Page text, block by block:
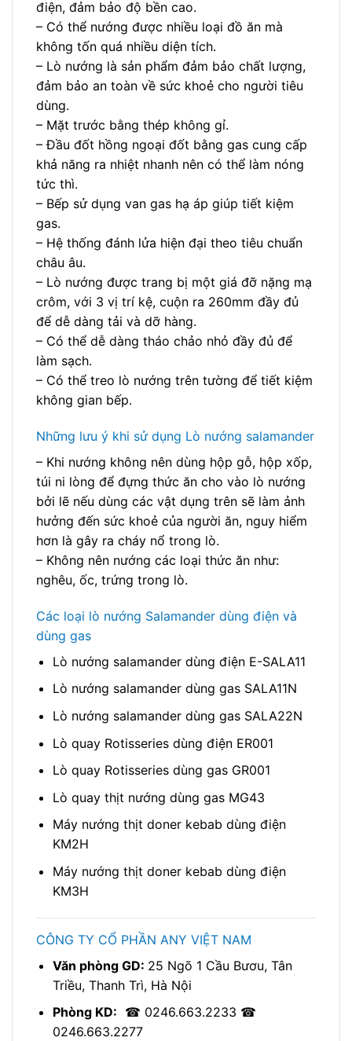
điện, đảm bảo độ bền cao.
– Có thể nướng được nhiều loại đồ ăn mà
không tốn quá nhiều diện tích.
– Lò nướng là sản phẩm đảm bảo chất lượng,
đảm bảo an toàn về sức khoẻ cho người tiêu
dùng.
– Mặt trước bằng thép không gỉ.
– Đầu đốt hồng ngoại đốt bằng gas cung cấp
khả năng ra nhiệt nhanh nên có thể làm nóng
tức thì.
– Bếp sử dụng van gas hạ áp giúp tiết kiệm
gas.
– Hệ thống đánh lửa hiện đại theo tiêu chuẩn
châu âu.
– Lò nướng được trang bị một giá đỡ nặng mạ
crôm, với 3 vị trí kệ, cuộn ra 260mm đầy đủ
để dễ dàng tải và dỡ hàng.
– Có thể dễ dàng tháo chảo nhỏ đầy đủ để
làm sạch.
– Có thể treo lò nướng trên tường để tiết kiệm
không gian bếp.
Những lưu ý khi sử dụng Lò nướng salamander
– Khi nướng không nên dùng hộp gỗ, hộp xốp,
túi ni lòng để đựng thức ăn cho vào lò nướng
bởi lẽ nếu dùng các vật dụng trên sẽ làm ảnh
hưởng đến sức khoẻ của người ăn, nguy hiểm
hơn là gây ra cháy nổ trong lò.
– Không nên nướng các loại thức ăn như:
nghêu, ốc, trứng trong lò.
Các loại lò nướng Salamander dùng điện và
dùng gas
Lò nướng salamander dùng điện E-SALA11
Lò nướng salamander dùng gas SALA11N
Lò nướng salamander dùng gas SALA22N
Lò quay Rotisseries dùng điện ER001
Lò quay Rotisseries dùng gas GR001
Lò quay thịt nướng dùng gas MG43
Máy nướng thịt doner kebab dùng điện
KM2H
Máy nướng thịt doner kebab dùng điện
KM3H
CÔNG TY CỔ PHẦN ANY VIỆT NAM
Văn phòng GD: 25 Ngõ 1 Cầu Bươu, Tân
Triều, Thanh Trì, Hà Nội
Phòng KD: ☎ 0246.663.2233 ☎
0246.663.2277